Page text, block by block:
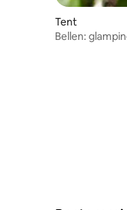
Tent
Bellen: